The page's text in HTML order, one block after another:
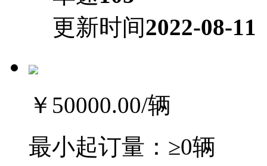
更新时间2022-08-11
￥50000.00/辆
最小起订量： ≥0辆